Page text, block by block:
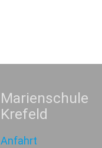
Marienschule
Krefeld
Anfahrt